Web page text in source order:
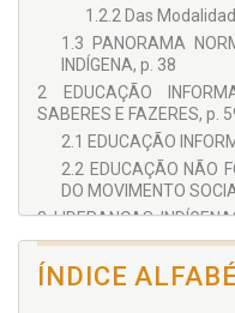
1.2.2 Das
1.3 PANORAMA
INDÍGENA, p. 38
2 EDUCAÇÃO
SABERES E FAZERES, p.
2.1 EDUCAÇÃO
2.2 EDUCAÇÃO NÃO
DO MOVIMENTO
3 LIDERANÇAS
VOZES DO PROCESSO
3.1 O PERCURSO
ÍNDICE